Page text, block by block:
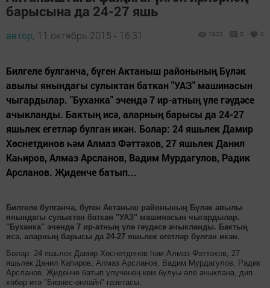
барысына да 24-27 яшь
автор, 11 октябрь 2015 - 16:31 1823 0 0
Билгеле булганча, бүген Актаныш районының Бүләк
авылы янындагы сулыктан баткан "УАЗ" машинасын
чыгардылар. "Буханка" эчендә 7 ир-атның үле гәүдәсе
ачыкланды. Бактың исә, аларның барысы да 24-27
яшьлек егетләр булган икән. Болар: 24 яшьлек Дамир
Хөснетдинов һәм Алмаз Фәттәхов, 27 яшьлек Данил
Каһиров, Алмаз Арсланов, Вадим Мурдагулов, Радик
Арсланов. Җиденче батып...
Билгеле булганча, бүген Актаныш районының Бүләк авылы
янындагы сулыктан баткан "УАЗ" машинасын чыгардылар.
"Буханка" эчендә 7 ир-атның үле гәүдәсе ачыкланды. Бактың
исә, аларның барысы да 24-27 яшьлек егетләр булган икән.
Болар: 24 яшьлек Дамир Хөснетдинов һәм Алмаз Фәттәхов, 27
яшьлек Данил Каһиров, Алмаз Арсланов, Вадим Мурдагулов, Радик
Арсланов. Җиденче батып үлүченең кем булуы әле ачыклана, дип
хәбәр итә "Бизнес-онлайн" газетасы.